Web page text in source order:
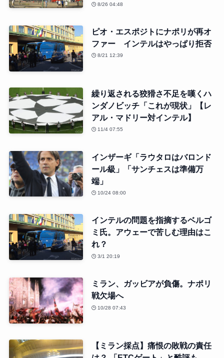
8/26 04:48
ピオ・エスポジトにナポリが再オ
ファー インテルはやっぱり拒否
8/21 12:39
繰り返される狡猾さ不足を嘆くハ
ンダノビッチ「これが現状」【レ
アル・マドリー対インテル】
11/4 07:55
インザーギ「ラウタロはバロンド
ール級」「サンチェスは準備万
端」
10/24 08:00
インテルの問題を指摘するベルゴ
ミ氏。アウェーで苦しむ理由はこ
れ？
3/1 20:19
ミラン、ガッビアが負傷。ナポリ
戦欠場へ
10/28 07:43
【ミラン採点】痛恨の敗戦の責任